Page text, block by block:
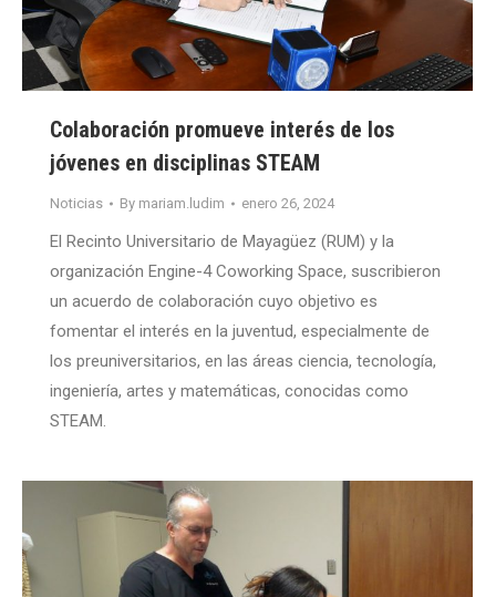
Colaboración promueve interés de los
jóvenes en disciplinas STEAM
Noticias By mariam.ludim enero 26, 2024
El Recinto Universitario de Mayagüez (RUM) y la
organización Engine-4 Coworking Space, suscribieron
un acuerdo de colaboración cuyo objetivo es
fomentar el interés en la juventud, especialmente de
los preuniversitarios, en las áreas ciencia, tecnología,
ingeniería, artes y matemáticas, conocidas como
STEAM.